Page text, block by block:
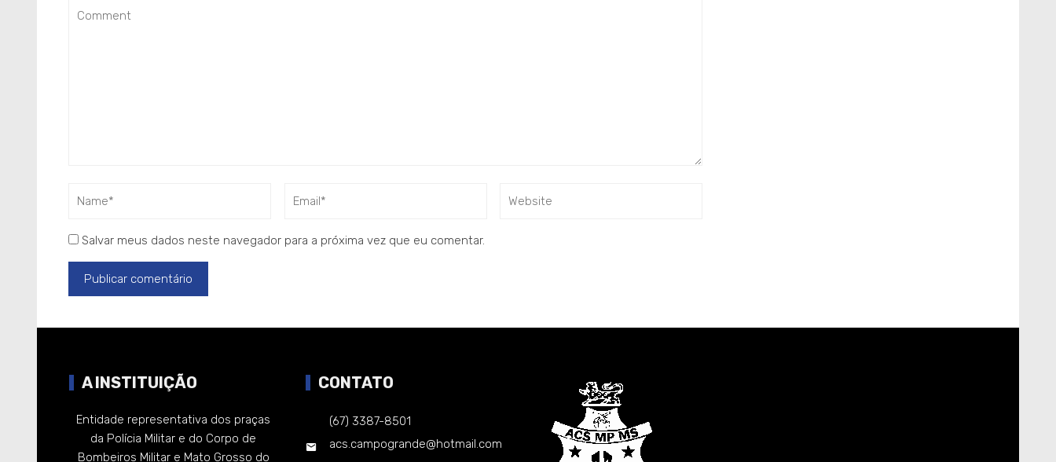
Salvar meus dados neste navegador para a próxima vez que eu comentar.
A INSTITUIÇÃO
Entidade representativa dos praças
da Polícia Militar e do Corpo de
Bombeiros Militar e Mato Grosso do
CONTATO
(67) 3387-8501
acs.campogrande@hotmail.com